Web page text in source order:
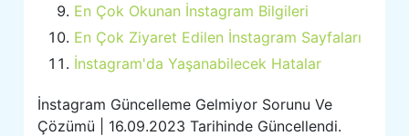
En Çok Okunan İnstagram Bilgileri
En Çok Ziyaret Edilen İnstagram Sayfaları
İnstagram'da Yaşanabilecek Hatalar
İnstagram Güncelleme Gelmiyor Sorunu Ve
Çözümü | 16.09.2023 Tarihinde Güncellendi.